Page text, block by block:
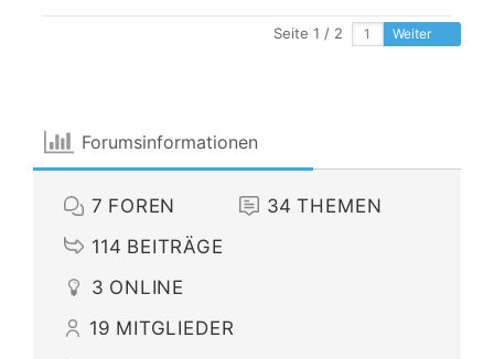
Seite 1 / 2 Weiter
Forumsinformationen
7 FOREN 34 THEMEN
114 BEITRÄGE
3 ONLINE
19 MITGLIEDER